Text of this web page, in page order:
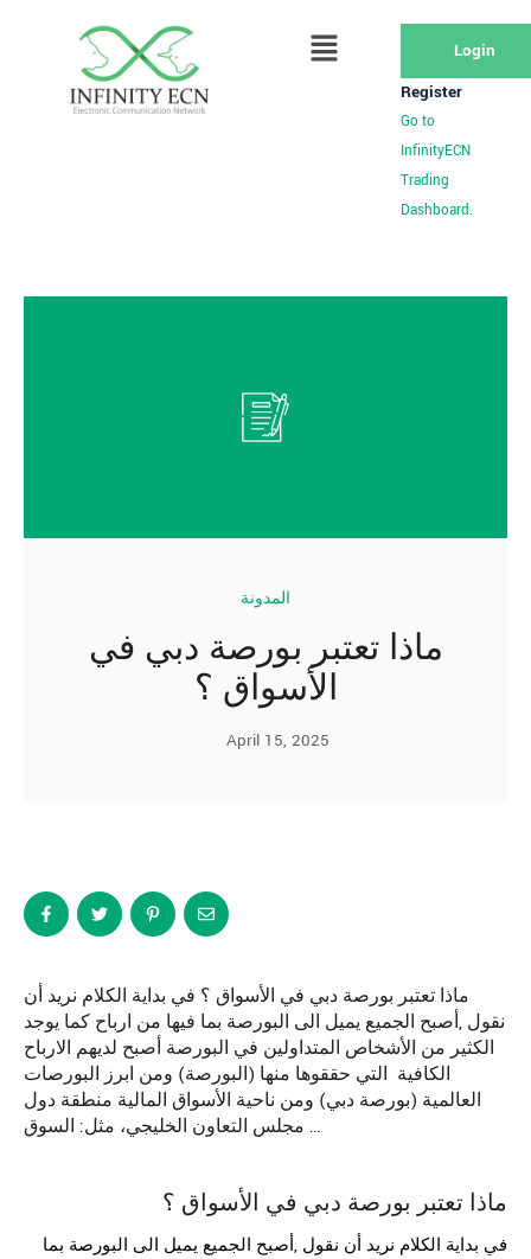
Login
Register
Go to
InfinityECN
Trading
Dashboard.
المدونة
ماذا تعتبر بورصة دبي في
الأسواق ؟
April 15, 2025
ماذا تعتبر بورصة دبي في الأسواق ؟ في بداية الكلام نريد أن
نقول ,أصبح الجميع يميل الى البورصة بما فيها من ارباح كما يوجد
الكثير من الأشخاص المتداولين في البورصة أصبح لديهم الارباح
الكافية التي حققوها منها (البورصة) ومن ابرز البورصات
العالمية (بورصة دبي) ومن ناحية الأسواق المالية منطقة دول
مجلس التعاون الخليجي، مثل: السوق …
ماذا تعتبر بورصة دبي في الأسواق ؟
في بداية الكلام نريد أن نقول ,أصبح الجميع يميل الى البورصة بما